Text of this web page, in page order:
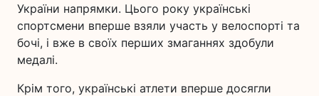
України напрямки. Цього року українські
спортсмени вперше взяли участь у велоспорті та
бочі, і вже в своїх перших змаганнях здобули
медалі.
Крім того, українські атлети вперше досягли